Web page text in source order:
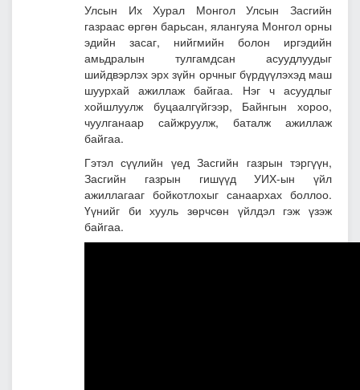
Улсын Их Хурал Монгол Улсын Засгийн
газраас өргөн барьсан, ялангуяа Монгол орны
эдийн засаг, нийгмийн болон иргэдийн
амьдралын тулгамдсан асуудлуудыг
шийдвэрлэх эрх зүйн орчныг бүрдүүлэхэд маш
шуурхай ажиллаж байгаа. Нэг ч асуудлыг
хойшлуулж буцаалгүйгээр, Байнгын хороо,
чуулганаар сайжруулж, баталж ажиллаж
байгаа.
Гэтэл сүүлийн үед Засгийн газрын тэргүүн,
Засгийн газрын гишүүд УИХ-ын үйл
ажиллагааг бойкотлохыг санаархах боллоо.
Үүнийг би хууль зөрчсөн үйлдэл гэж үзэж
байгаа.